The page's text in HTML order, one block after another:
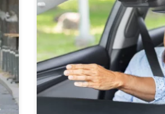
Comprendre l’importance du
sûre et responsable Dans le
et cela inclut le simple acte de
chaussée ne se limite pas à une